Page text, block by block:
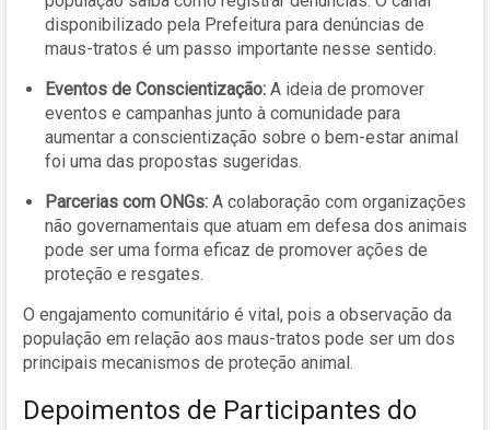
disponibilizado pela Prefeitura para denúncias de
maus-tratos é um passo importante nesse sentido.
Eventos de Conscientização: A ideia de promover
eventos e campanhas junto à comunidade para
aumentar a conscientização sobre o bem-estar animal
foi uma das propostas sugeridas.
Parcerias com ONGs: A colaboração com organizações
não governamentais que atuam em defesa dos animais
pode ser uma forma eficaz de promover ações de
proteção e resgates.
O engajamento comunitário é vital, pois a observação da
população em relação aos maus-tratos pode ser um dos
principais mecanismos de proteção animal.
Depoimentos de Participantes do